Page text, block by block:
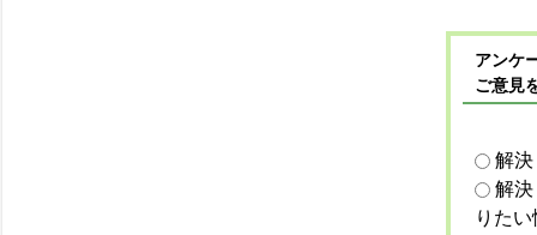
アンケ
ご意見
解
解
りた